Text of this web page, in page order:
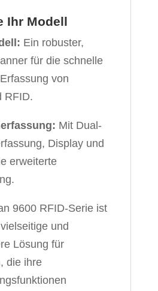
Ihr Modell
Ein robuster,
für die schnelle
von
RFID.
Mit Dual-
Display und
erweiterte
9600 RFID-Serie ist
und
Lösung für
die ihre